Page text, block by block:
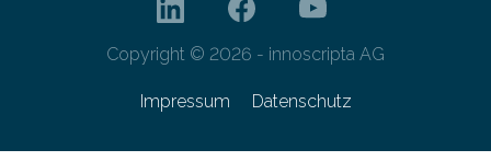
Copyright © 2026 - innoscripta AG
Impressum Datenschutz